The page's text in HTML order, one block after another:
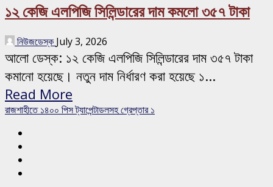
১২ কেজি এলপিজি সিলিন্ডারের দাম কমলো ৩৫৭ টাকা
নিউজডেস্ক July 3, 2026
আলো ডেস্ক: ১২ কেজি এলপিজি সিলিন্ডারের দাম ৩৫৭ টাকা
কমানো হয়েছে। নতুন দাম নির্ধারণ করা হয়েছে ১...
Read More
রাজশাহীতে ১৪০০ পিস ট্যাপেন্টাডলসহ গ্রেপ্তার ১